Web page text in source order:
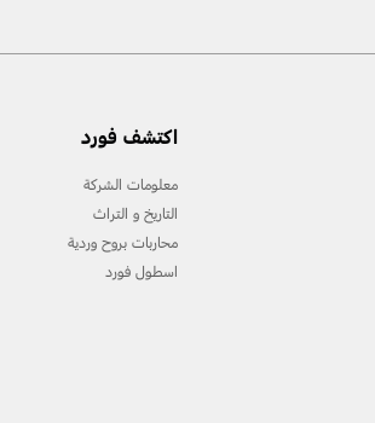
اكتشف فورد
معلومات الشركة
التاريخ و التراث
محاربات بروح وردية
اسطول فورد